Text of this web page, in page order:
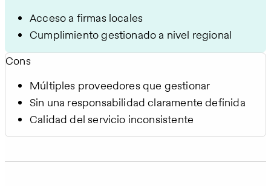
Acceso a firmas locales
Cumplimiento gestionado a nivel regional
Cons
Múltiples proveedores que gestionar
Sin una responsabilidad claramente definida
Calidad del servicio inconsistente